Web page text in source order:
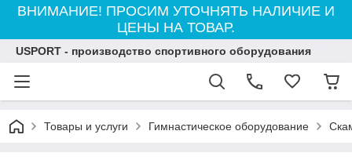
ВНИМАНИЕ! ПРОСИМ УТОЧНЯТЬ НАЛИЧИЕ И
ЦЕНЫ НА ТОВАР.
USPORT - производство спортивного оборудования
Товары и услуги Гимнастическое оборудование